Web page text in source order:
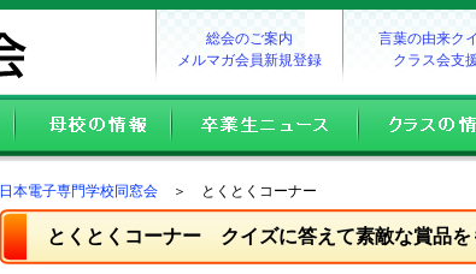
言葉の由来ク
クラス会支
総会のご案内
メルマガ会員新規登録
日本電子専門学校同窓会 ＞ とくとくコーナー
とくとくコーナー クイズに答えて素敵な賞品を